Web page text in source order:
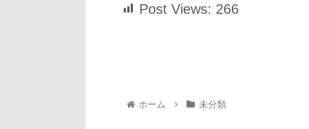
Post Views: 266
ホーム 未分類